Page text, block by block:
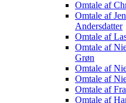
Omtale af
Omtale af
Andersdatter
Omtale af
Omtale af
Grøn
Omtale af
Omtale af
Omtale af
Omtale af